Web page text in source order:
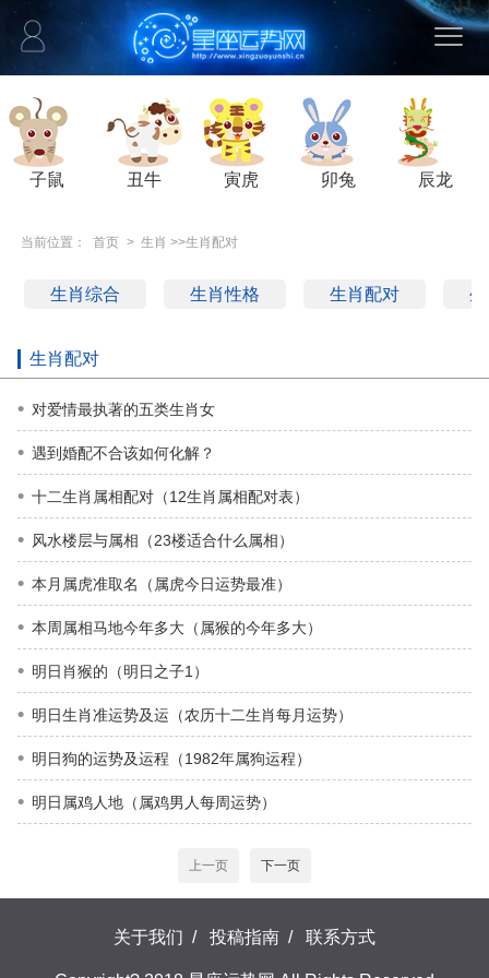
子鼠 丑牛 寅虎 卯兔 辰龙
当前位置： 首页 > 生肖 >>生肖配对
生肖综合 生肖性格 生肖配对
生肖配对
对爱情最执著的五类生肖女
遇到婚配不合该如何化解？
十二生肖属相配对（12生肖属相配对表）
风水楼层与属相（23楼适合什么属相）
本月属虎准取名（属虎今日运势最准）
本周属相马地今年多大（属猴的今年多大）
明日肖猴的（明日之子1）
明日生肖准运势及运（农历十二生肖每月运势）
明日狗的运势及运程（1982年属狗运程）
明日属鸡人地（属鸡男人每周运势）
上一页 下一页
关于我们 / 投稿指南 / 联系方式